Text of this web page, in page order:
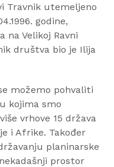
Travnik utemeljeno
godine,
na Velikoj Ravni
društva bio je Ilija
možemo pohvaliti
kojima smo
vrhove 15 država
i Afrike. Također
planinarske
prostor